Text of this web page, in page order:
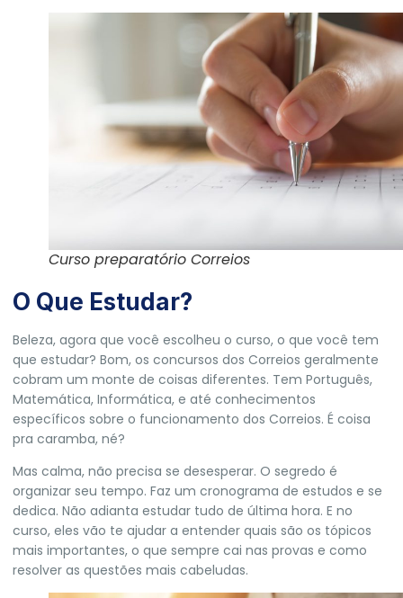
Curso preparatório Correios
O Que Estudar?
Beleza, agora que você escolheu o curso, o que você tem
que estudar? Bom, os concursos dos Correios geralmente
cobram um monte de coisas diferentes. Tem Português,
Matemática, Informática, e até conhecimentos
específicos sobre o funcionamento dos Correios. É coisa
pra caramba, né?
Mas calma, não precisa se desesperar. O segredo é
organizar seu tempo. Faz um cronograma de estudos e se
dedica. Não adianta estudar tudo de última hora. E no
curso, eles vão te ajudar a entender quais são os tópicos
mais importantes, o que sempre cai nas provas e como
resolver as questões mais cabeludas.